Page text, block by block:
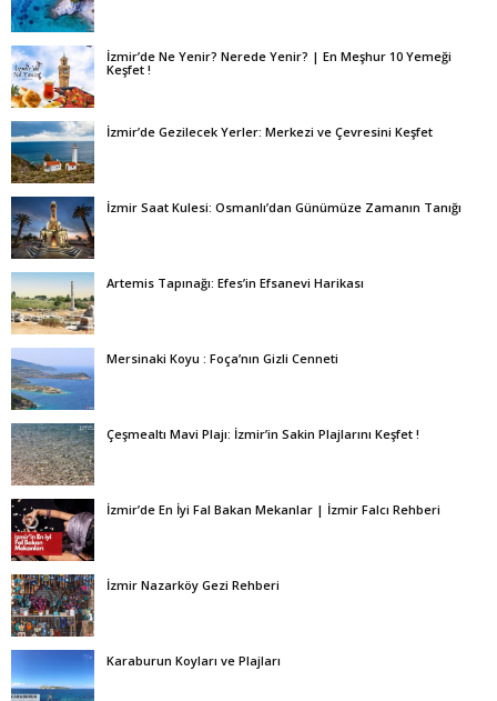
İzmir’de Ne Yenir? Nerede Yenir? | En Meşhur 10 Yemeği
Keşfet !
İzmir’de Gezilecek Yerler: Merkezi ve Çevresini Keşfet
İzmir Saat Kulesi: Osmanlı’dan Günümüze Zamanın Tanığı
Artemis Tapınağı: Efes’in Efsanevi Harikası
Mersinaki Koyu : Foça’nın Gizli Cenneti
Çeşmealtı Mavi Plajı: İzmir’in Sakin Plajlarını Keşfet !
İzmir’de En İyi Fal Bakan Mekanlar | İzmir Falcı Rehberi
İzmir Nazarköy Gezi Rehberi
Karaburun Koyları ve Plajları